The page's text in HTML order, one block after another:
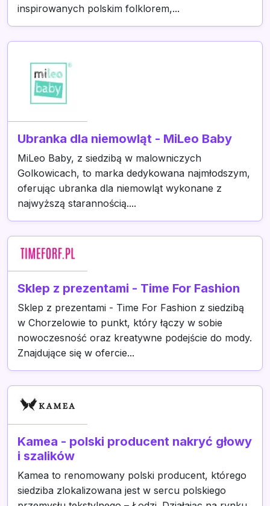
inspirowanych polskim folklorem,...
Ubranka dla niemowląt - MiLeo Baby
MiLeo Baby, z siedzibą w malowniczych
Golkowicach, to marka dedykowana najmłodszym,
oferując ubranka dla niemowląt wykonane z
najwyższą starannością....
Sklep z prezentami - Time For Fashion
Sklep z prezentami - Time For Fashion z siedzibą
w Chorzelowie to punkt, który łączy w sobie
nowoczesność oraz kreatywne podejście do mody.
Znajdujące się w ofercie...
Kamea - polski producent nakryć głowy
i szalików
Kamea to renomowany polski producent, którego
siedziba zlokalizowana jest w sercu polskiego